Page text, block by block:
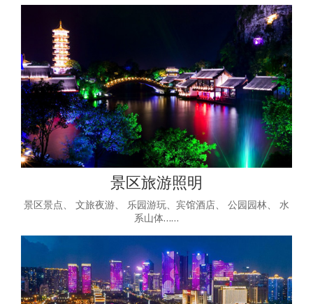
景区旅游照明
景区景点、 文旅夜游、 乐园游玩、宾馆酒店、 公园园林、 水
系山体……